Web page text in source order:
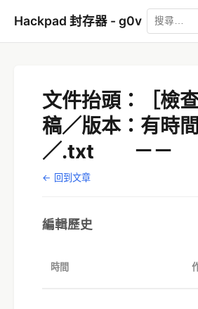
Hackpad 封存器 - g0v
文件抬頭：［檢
稿／版本：有時
／.txt －－
← 回到文章
編輯歷史
時間